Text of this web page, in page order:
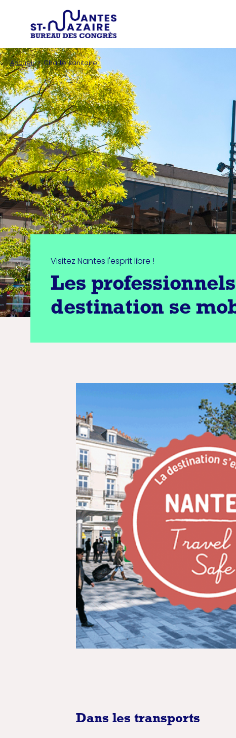
Accueil Charte sanitaire
Visitez Nantes l'esprit libre !
Les
destination se
Dans les transports